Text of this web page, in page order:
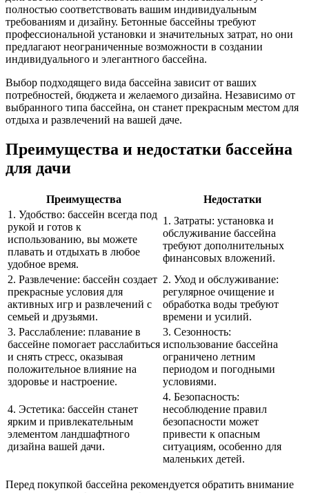
полностью соответствовать вашим индивидуальным
требованиям и дизайну. Бетонные бассейны требуют
профессиональной установки и значительных затрат, но они
предлагают неограниченные возможности в создании
индивидуального и элегантного бассейна.
Выбор подходящего вида бассейна зависит от ваших
потребностей, бюджета и желаемого дизайна. Независимо от
выбранного типа бассейна, он станет прекрасным местом для
отдыха и развлечений на вашей даче.
Преимущества и недостатки бассейна
для дачи
Преимущества
Недостатки
1. Удобство: бассейн всегда под
рукой и готов к
использованию, вы можете
плавать и отдыхать в любое
удобное время.
1. Затраты: установка и
обслуживание бассейна
требуют дополнительных
финансовых вложений.
2. Развлечение: бассейн создает
прекрасные условия для
активных игр и развлечений с
семьей и друзьями.
2. Уход и обслуживание:
регулярное очищение и
обработка воды требуют
времени и усилий.
3. Расслабление: плавание в
бассейне помогает расслабиться
и снять стресс, оказывая
положительное влияние на
здоровье и настроение.
3. Сезонность:
использование бассейна
ограничено летним
периодом и погодными
условиями.
4. Эстетика: бассейн станет
ярким и привлекательным
элементом ландшафтного
дизайна вашей дачи.
4. Безопасность:
несоблюдение правил
безопасности может
привести к опасным
ситуациям, особенно для
маленьких детей.
Перед покупкой бассейна рекомендуется обратить внимание